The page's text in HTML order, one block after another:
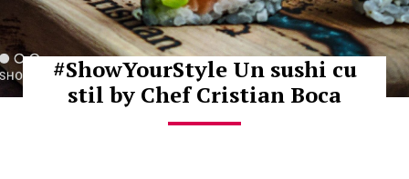
#ShowYourStyle Un sushi cu
stil by Chef Cristian Boca